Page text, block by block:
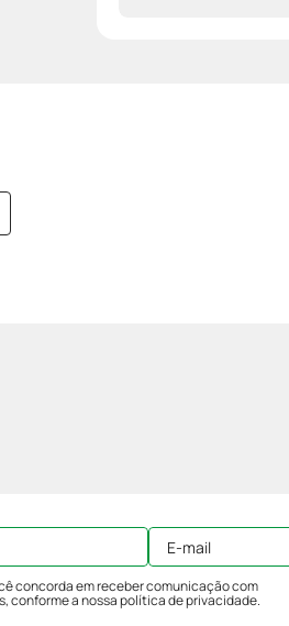
concorda em receber comunicação com
conforme a nossapolítica de privacidade.